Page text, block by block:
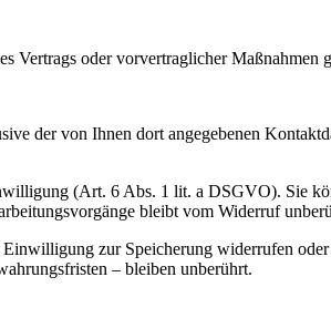
oder vorvertraglicher Maßnahmen
der von Ihnen dort angegebenen
(Art. 6 Abs. 1 lit. a DSGVO). Sie
bleibt vom Widerruf
zur Speicherung widerrufen
– bleiben unberührt.